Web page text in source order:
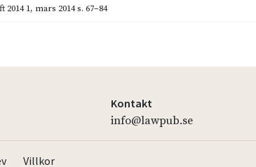
2014 1, mars 2014s. 67–84
Kontakt
info@lawpub.se
Villkor